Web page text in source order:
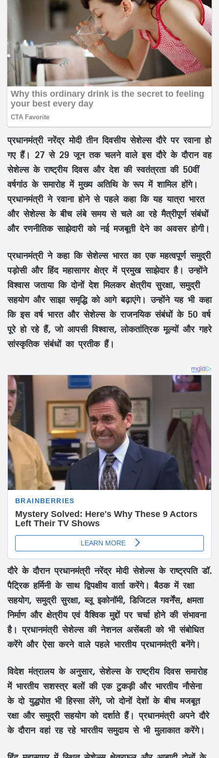
प्रधानमंत्री नरेंद्र मोदी तीन दिवसीय सेशेल्स दौरे पर रवाना हो
गए हैं। 27 से 29 जून तक चलने वाले इस दौरे के दौरान वह
सेशेल्स के राष्ट्रीय दिवस और देश की स्वतंत्रता की 50वीं
वर्षगांठ के समारोह में मुख्य अतिथि के रूप में शामिल होंगे।
प्रधानमंत्री ने रवाना होने से पहले कहा कि यह यात्रा भारत
और सेशेल्स के बीच लंबे समय से चले आ रहे मैत्रीपूर्ण संबंधों
और रणनीतिक साझेदारी को नई मजबूती देने का अवसर होगी।
प्रधानमंत्री ने कहा कि सेशेल्स भारत का एक महत्वपूर्ण समुद्री
पड़ोसी और हिंद महासागर क्षेत्र में प्रमुख साझेदार है। उन्होंने
विश्वास जताया कि दोनों देश मिलकर क्षेत्रीय सुरक्षा, समुद्री
सहयोग और साझा समृद्धि को आगे बढ़ाएंगे। उन्होंने यह भी कहा
कि इस वर्ष भारत और सेशेल्स के राजनयिक संबंधों के 50 वर्ष
पूरे हो रहे हैं, जो आपसी विश्वास, लोकतांत्रिक मूल्यों और गहरे
सांस्कृतिक संबंधों का प्रतीक हैं।
दौरे के दौरान प्रधानमंत्री नरेंद्र मोदी सेशेल्स के राष्ट्रपति डॉ.
पैट्रिक हर्मिनी के साथ द्विपक्षीय वार्ता करेंगे। बैठक में रक्षा
सहयोग, समुद्री सुरक्षा, ब्लू इकोनॉमी, डिजिटल गवर्नेंस, क्षमता
निर्माण और क्षेत्रीय एवं वैश्विक मुद्दों पर चर्चा होने की संभावना
है। प्रधानमंत्री सेशेल्स की नेशनल असेंबली को भी संबोधित
करेंगे और ऐसा करने वाले पहले भारतीय प्रधानमंत्री बनेंगे।
विदेश मंत्रालय के अनुसार, सेशेल्स के राष्ट्रीय दिवस समारोह
में भारतीय सशस्त्र बलों की एक टुकड़ी और भारतीय नौसेना
के दो युद्धपोत भी हिस्सा लेंगे, जो दोनों देशों के बीच मजबूत
रक्षा और समुद्री सहयोग को दर्शाते हैं। प्रधानमंत्री अपने दौरे
के दौरान वहां रह रहे भारतीय समुदाय से भी मुलाकात करेंगे।